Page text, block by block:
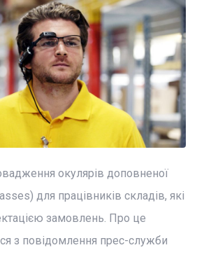
окулярів доповненої
для працівників складів, які
замовлень. Про це
з повідомлення прес-служби